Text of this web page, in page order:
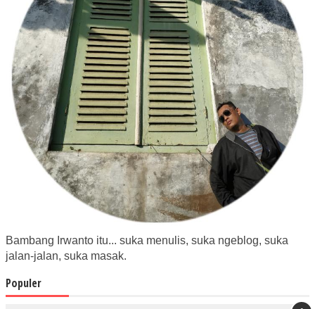
Bambang Irwanto itu... suka menulis, suka ngeblog, suka
jalan-jalan, suka masak.
Populer